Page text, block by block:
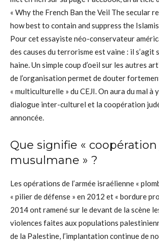
« Why the French Ban the Veil The secular
how best to contain and suppress the
Pour cet essayiste néo-conservateur
des causes du terrorisme est vaine : il s’agit
haine. Un simple coup d’oeil sur les autres
de l’organisation permet de douter
« multiculturelle » du CEJI. On aura du mal à
dialogue inter-culturel et la coopération
annoncée.
Que signifie «
musulmane » ?
Les opérations de l’armée israélienne «
« pilier de défense » en 2012 et « bordure
2014 ont ramené sur le devant de la scène
violences faites aux populations
de la Palestine, l’implantation continue de